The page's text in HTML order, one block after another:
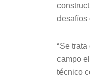
desafíos
“Se
campo
técnico